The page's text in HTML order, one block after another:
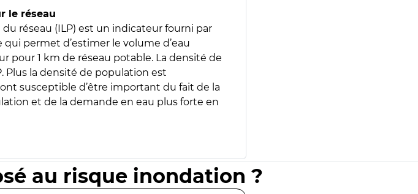
le réseau
du réseau (ILP) est un indicateur fourni par
qui permet d’estimer le volume d’eau
pour 1 km de réseau potable. La densité de
Plus la densité de population est
susceptible d’être important du fait de la
et de la demande en eau plus forte en
au risque inondation ?